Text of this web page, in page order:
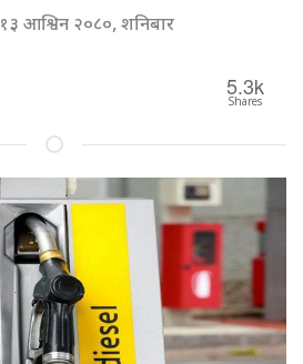
१३ आश्विन २०८०, शनिबार
5.3k
Shares